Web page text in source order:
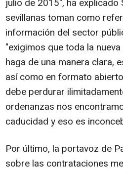
julio de 2015", ha
sevillanas toman como
información del sector
"exigimos que toda la
haga de una manera clara,
así como en formato
debe perdurar
ordenanzas nos
caducidad y eso es
Por último, la portavoz de
sobre las contrataciones